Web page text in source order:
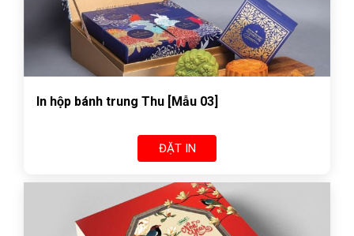
In hộp bánh trung Thu [Mẫu 03]
ĐẶT IN